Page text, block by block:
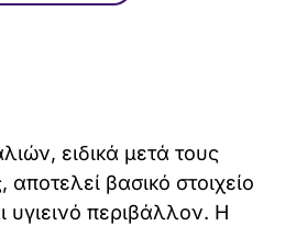
ειδικά μετά τους
αποτελεί βασικό στοιχείο
υγιεινό περιβάλλον. Η